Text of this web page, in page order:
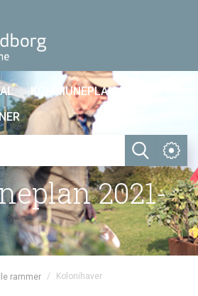
KOMMUNEPLAN 25
2021-
rammer / Kolonihaver